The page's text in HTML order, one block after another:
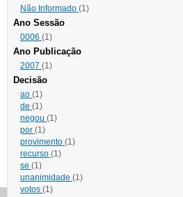
Não Informado (1)
Ano Sessão
0006 (1)
Ano Publicação
2007 (1)
Decisão
ao (1)
de (1)
negou (1)
por (1)
provimento (1)
recurso (1)
se (1)
unanimidade (1)
votos (1)